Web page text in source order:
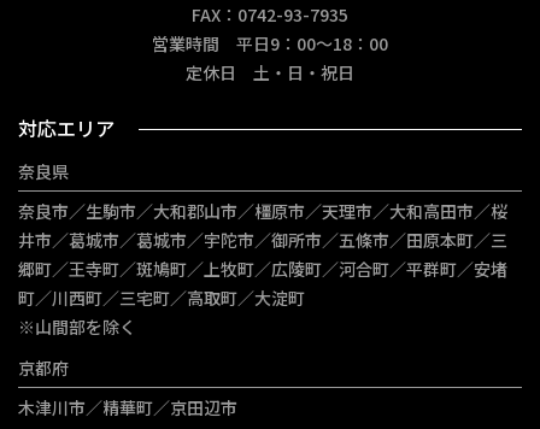
FAX：0742-93-7935
営業時間 平日9：00～18：00
定休日 土・日・祝日
対応エリア
奈良県
奈良市／生駒市／大和郡山市／橿原市／天理市／大和高田市／桜
井市／葛城市／葛城市／宇陀市／御所市／五條市／田原本町／三
郷町／王寺町／斑鳩町／上牧町／広陵町／河合町／平群町／安堵
町／川西町／三宅町／高取町／大淀町
※山間部を除く
京都府
木津川市／精華町／京田辺市